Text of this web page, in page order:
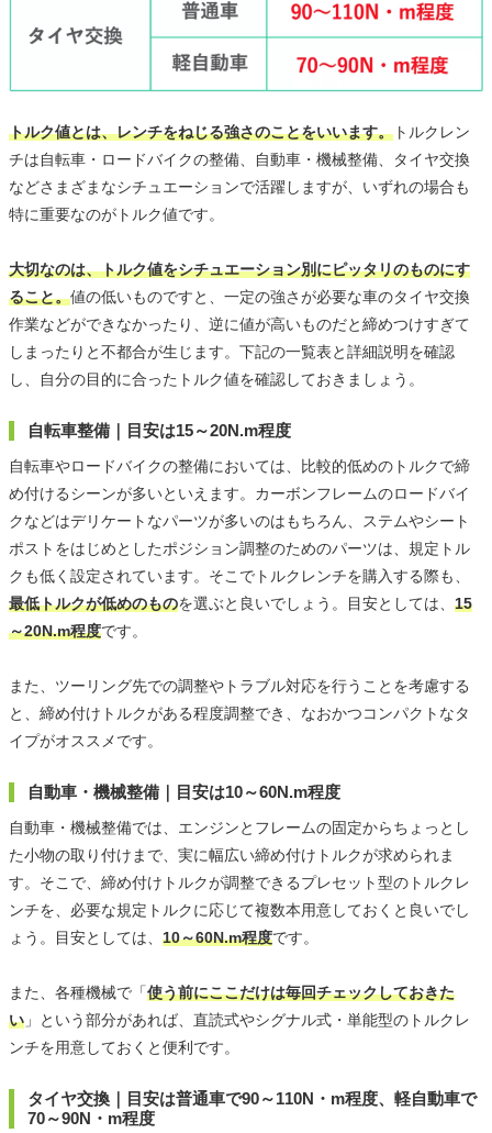
トルク値とは、レンチをねじる強さのことをいいます。 トルクレン
チは自転車・ロードバイクの整備、自動車・機械整備、タイヤ交換
などさまざまなシチュエーションで活躍しますが、いずれの場合も
特に重要なのがトルク値です。
大切なのは、トルク値をシチュエーション別にピッタリのものにす
ること。値の低いものですと、一定の強さが必要な車のタイヤ交換
作業などができなかったり、逆に値が高いものだと締めつけすぎて
しまったりと不都合が生じます。下記の一覧表と詳細説明を確認
し、自分の目的に合ったトルク値を確認しておきましょう。
自転車整備｜目安は15～20N.m程度
自転車やロードバイクの整備においては、比較的低めのトルクで締
め付けるシーンが多いといえます。カーボンフレームのロードバイ
クなどはデリケートなパーツが多いのはもちろん、ステムやシート
ポストをはじめとしたポジション調整のためのパーツは、規定トル
クも低く設定されています。そこでトルクレンチを購入する際も、
最低トルクが低めのものを選ぶと良いでしょう。目安としては、 15
～20N.m程度です。
また、ツーリング先での調整やトラブル対応を行うことを考慮する
と、締め付けトルクがある程度調整でき、なおかつコンパクトなタ
イプがオススメです。
自動車・機械整備｜目安は10～60N.m程度
自動車・機械整備では、エンジンとフレームの固定からちょっとし
た小物の取り付けまで、実に幅広い締め付けトルクが求められま
す。そこで、締め付けトルクが調整できるプレセット型のトルクレ
ンチを、必要な規定トルクに応じて複数本用意しておくと良いでし
ょう。目安としては、 10～60N.m程度です。
また、各種機械で「使う前にここだけは毎回チェックしておきた
い 」という部分があれば、直読式やシグナル式・単能型のトルクレ
ンチを用意しておくと便利です。
タイヤ交換｜目安は普通車で90～110N・m程度、軽自動車で
70～90N・m程度